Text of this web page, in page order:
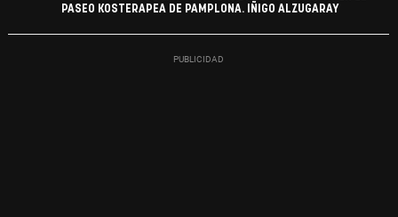
PASEO KOSTERAPEA DE PAMPLONA. IÑIGO ALZUGARAY